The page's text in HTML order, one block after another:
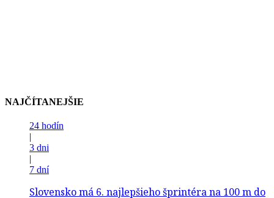
NAJČÍTANEJŠIE
24 hodín
|
3 dni
|
7 dní